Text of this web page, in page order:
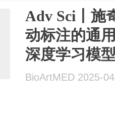
Adv Sci丨施
动标注的通
深度学习模
BioArtMED 2025-